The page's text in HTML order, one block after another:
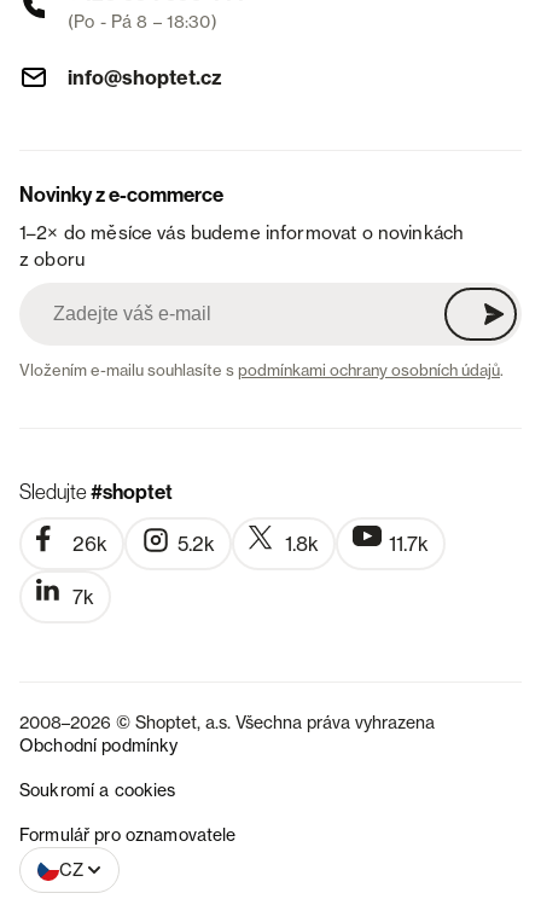
(Po - Pá 8 – 18:30)
info@shoptet.cz
Novinky z e-commerce
1–2× do měsíce vás budeme informovat o novinkách
z oboru
Vložením e-mailu souhlasíte spodmínkami ochrany osobních údajů.
Sledujte#shoptet
26k 5.2k 1.8k 11.7k
7k
2008–2026 © Shoptet, a.s. Všechna práva vyhrazena
Obchodní podmínky
Soukromí a cookies
Formulář pro oznamovatele
CZ